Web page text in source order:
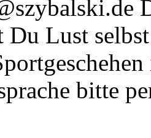
Du Lust
bitte